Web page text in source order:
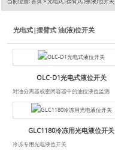
光电式|摆臂式 油(液)位开关
OLC-D1光电式液位开关
对油分离器或密闭容器中的油位液位监测
GLC1180冷冻用光电液位开关
冷冻专用光电液位开关